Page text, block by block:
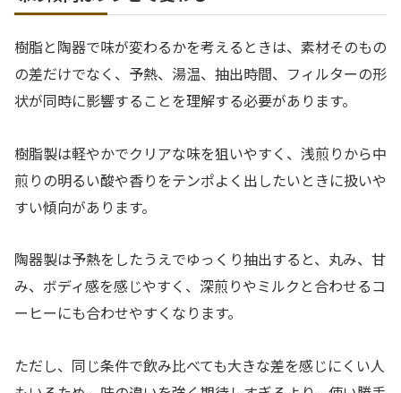
樹脂と陶器で味が変わるかを考えるときは、素材そのもの
の差だけでなく、予熱、湯温、抽出時間、フィルターの形
状が同時に影響することを理解する必要があります。
樹脂製は軽やかでクリアな味を狙いやすく、浅煎りから中
煎りの明るい酸や香りをテンポよく出したいときに扱いや
すい傾向があります。
陶器製は予熱をしたうえでゆっくり抽出すると、丸み、甘
み、ボディ感を感じやすく、深煎りやミルクと合わせるコ
ーヒーにも合わせやすくなります。
ただし、同じ条件で飲み比べても大きな差を感じにくい人